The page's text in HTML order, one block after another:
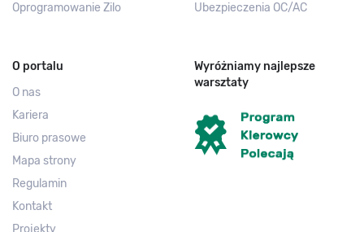
Oprogramowanie Zilo
Ubezpieczenia OC/AC
O portalu
O nas
Kariera
Biuro prasowe
Mapa strony
Regulamin
Kontakt
Wyróżniamy najlepsze
warsztaty